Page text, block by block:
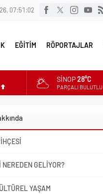
07:51:03
EĞİTİM RÖPORTAJLAR
SINOP28°C
PARÇALI BULUTLU
NEREDEN GELIYOR?
YAŞAM